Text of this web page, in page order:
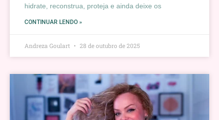
hidrate, reconstrua, proteja e ainda deixe os
CONTINUAR LENDO »
Andreza Goulart 28 de outubro de 2025